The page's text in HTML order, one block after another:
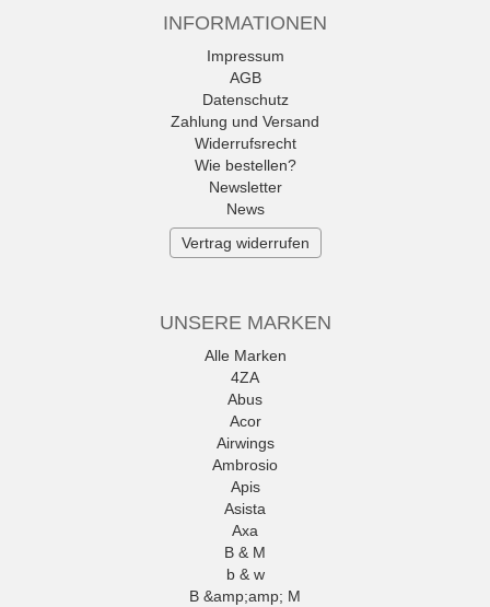
INFORMATIONEN
Impressum
AGB
Datenschutz
Zahlung und Versand
Widerrufsrecht
Wie bestellen?
Newsletter
News
Vertrag widerrufen
UNSERE MARKEN
Alle Marken
4ZA
Abus
Acor
Airwings
Ambrosio
Apis
Asista
Axa
B & M
b & w
B &amp;amp; M